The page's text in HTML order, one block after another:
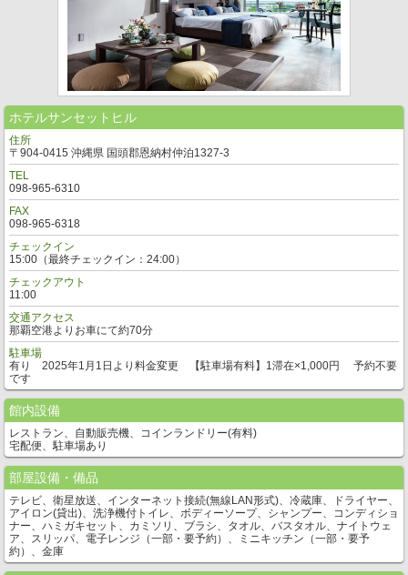
ホテルサンセットヒル
住所
〒904-0415 沖縄県 国頭郡恩納村仲泊1327-3
TEL
098-965-6310
FAX
098-965-6318
チェックイン
15:00（最終チェックイン：24:00）
チェックアウト
11:00
交通アクセス
那覇空港よりお車にて約70分
駐車場
有り 2025年1月1日より料金変更 【駐車場有料】1滞在×1,000円 予約不要
です
館内設備
レストラン、自動販売機、コインランドリー(有料)
宅配便、駐車場あり
部屋設備・備品
テレビ、衛星放送、インターネット接続(無線LAN形式)、冷蔵庫、ドライヤー、
アイロン(貸出)、洗浄機付トイレ、ボディーソープ、シャンプー、コンディショ
ナー、ハミガキセット、カミソリ、ブラシ、タオル、バスタオル、ナイトウェ
ア、スリッパ、電子レンジ（一部・要予約）、ミニキッチン（一部・要予
約）、金庫